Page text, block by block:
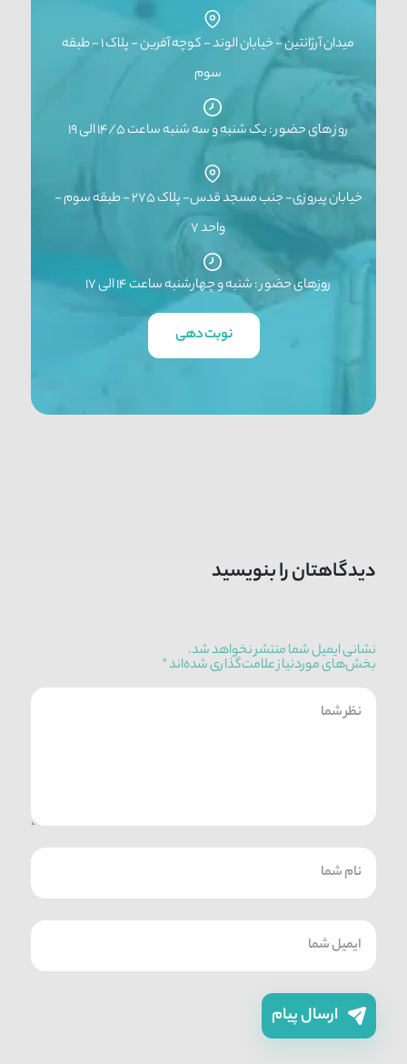
میدان آرژانتین - خیابان الوند - کوچه آفرین - پلاک ۱ - طبقه
سوم
روز های حضور : یک شنبه و سه شنبه ساعت ۱۴/۵ الی ۱۹
خیابان پیروزی- جنب مسجد قدس- پلاک ۲۷۵ - طبقه سوم -
واحد ۷
روزهای حضور : شنبه و چهارشنبه ساعت ۱۴ الی ۱۷
نوبت دهی
دیدگاهتان را بنویسید
نشانی ایمیل شما منتشر نخواهد شد.
بخش‌های موردنیاز علامت‌گذاری شده‌اند*
ارسال پیام